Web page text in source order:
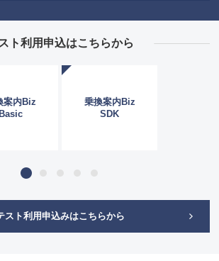
ト利用申込はこちらから
内Biz
乗換案内Biz
SDK
スト利用申込みはこちらから